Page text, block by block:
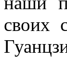
своих